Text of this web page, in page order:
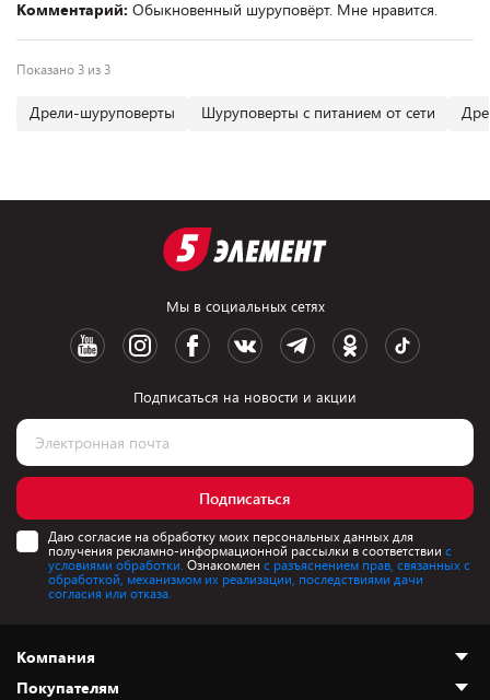
Комментарий: Обыкновенный шуруповёрт. Мне нравится.
Показано 3 из 3
Дрели-шуруповерты Шуруповерты с питанием от сети
Мы в социальных сетях
Подписаться на новости и акции
Подписаться
Даю согласие на обработку моих персональных данных для
получения рекламно-информационной рассылки в соответствии с
условиями обработки. Ознакомлен с разъяснением прав, связанных с
обработкой, механизмом их реализации, последствиями дачи
согласия или отказа.
Компания
Покупателям